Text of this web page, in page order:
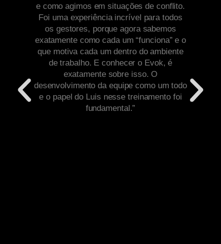
e como agimos em situações de conflito.
Foi uma experiência incrível para todos
os gestores, porque agora sabemos
exatamente como cada um “funciona” e o
que motiva cada um dentro do ambiente
de trabalho. E conhecer o Evok, é
exatamente sobre isso. O
desenvolvimento da equipe como um todo
e o papel do Luis nesse treinamento foi
fundamental.”